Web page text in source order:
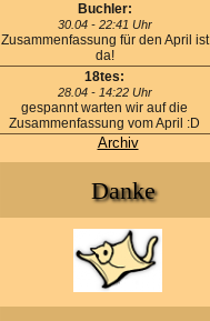
Buchler:
30.04 - 22:41 Uhr
Zusammenfassung für den April ist
da!
18tes:
28.04 - 14:22 Uhr
gespannt warten wir auf die
Zusammenfassung vom April :D
Archiv
Danke